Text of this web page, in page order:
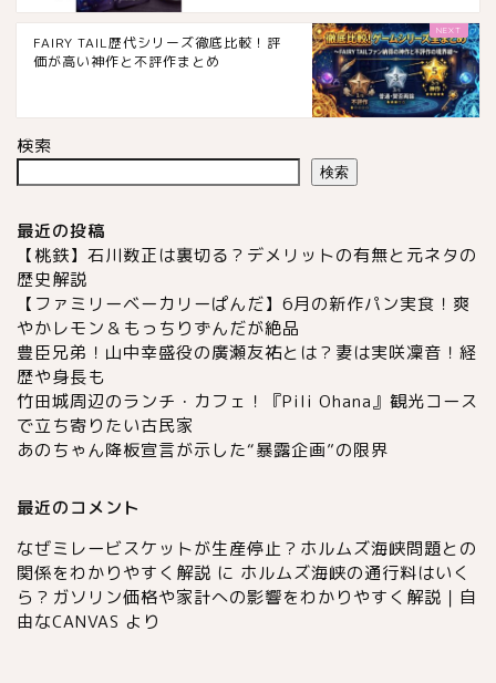
FAIRY TAIL歴代シリーズ徹底比較！評
価が高い神作と不評作まとめ
検索
検索
最近の投稿
【桃鉄】石川数正は裏切る？デメリットの有無と元ネタの
歴史解説
【ファミリーベーカリーぱんだ】6月の新作パン実食！爽
やかレモン＆もっちりずんだが絶品
豊臣兄弟！山中幸盛役の廣瀬友祐とは？妻は実咲凜音！経
歴や身長も
竹田城周辺のランチ・カフェ！『Pili Ohana』観光コース
で立ち寄りたい古民家
あのちゃん降板宣言が示した“暴露企画”の限界
最近のコメント
なぜミレービスケットが生産停止？ホルムズ海峡問題との
関係をわかりやすく解説 に ホルムズ海峡の通行料はいく
ら？ガソリン価格や家計への影響をわかりやすく解説｜自
由なCANVAS より